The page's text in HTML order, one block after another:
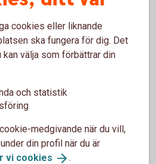
– vad är det för skillnad på
och olyckan är framme,
då?
cookies eller liknande
ska fungera för dig. Det
välja som förbättrar din
och statistik
medgivande när du vill,
din profil när du är
vi cookies .